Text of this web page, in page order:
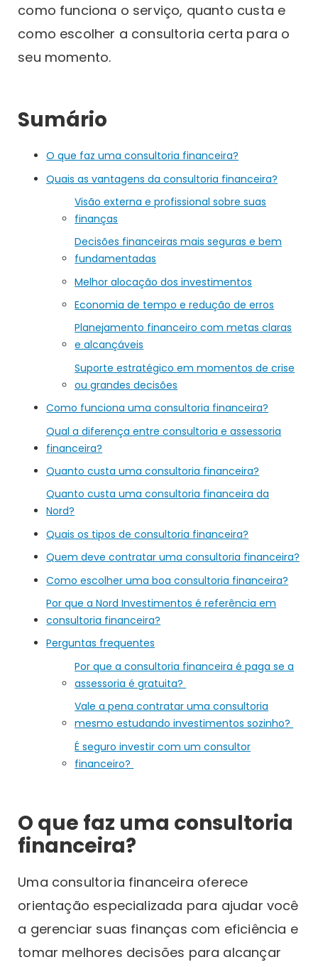
como funciona o serviço, quanto custa e
como escolher a consultoria certa para o
seu momento.
Sumário
O que faz uma consultoria financeira?
Quais as vantagens da consultoria financeira?
Visão externa e profissional sobre suas
finanças
Decisões financeiras mais seguras e bem
fundamentadas
Melhor alocação dos investimentos
Economia de tempo e redução de erros
Planejamento financeiro com metas claras
e alcançáveis
Suporte estratégico em momentos de crise
ou grandes decisões
Como funciona uma consultoria financeira?
Qual a diferença entre consultoria e assessoria
financeira?
Quanto custa uma consultoria financeira?
Quanto custa uma consultoria financeira da
Nord?
Quais os tipos de consultoria financeira?
Quem deve contratar uma consultoria financeira?
Como escolher uma boa consultoria financeira?
Por que a Nord Investimentos é referência em
consultoria financeira?
Perguntas frequentes
Por que a consultoria financeira é paga se a
assessoria é gratuita?
Vale a pena contratar uma consultoria
mesmo estudando investimentos sozinho?
É seguro investir com um consultor
financeiro?
O que faz uma consultoria
financeira?
Uma consultoria financeira oferece
orientação especializada para ajudar você
a gerenciar suas finanças com eficiência e
tomar melhores decisões para alcançar